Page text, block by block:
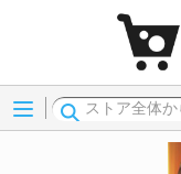
Menu